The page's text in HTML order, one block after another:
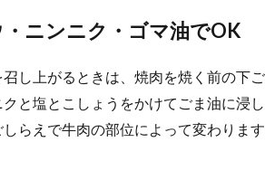
ニンニク・ゴマ油でOK
し上がるときは、焼肉を焼く前の下
と塩とこしょうをかけてごま油に浸
らえで牛肉の部位によって変わります